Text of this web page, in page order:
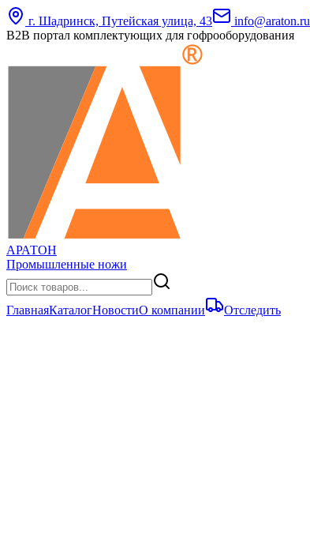
г. Шадринск, Путейская улица, 43 info@araton.ru
B2B портал комплектующих для гофрооборудования
АРАТОН
Промышленные ножи
ГлавнаяКаталогНовостиО компании Отследить